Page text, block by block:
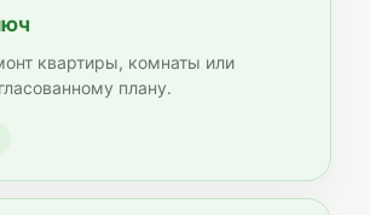
квартиры, комнаты или
плану.